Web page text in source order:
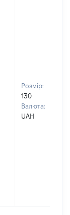
Розмір:
130
Валюта:
UAH